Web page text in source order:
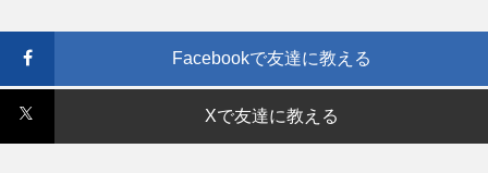
Facebookで友達に教える
Xで友達に教える